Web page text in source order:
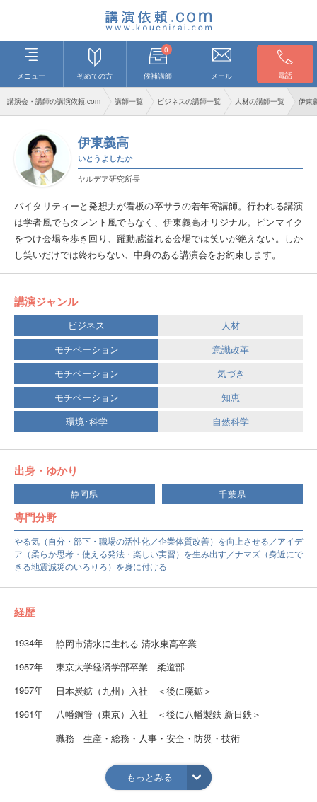
メニュー 初めての方
0
候補講師 メール 電話
講演会・講師の講演依頼.com 講師一覧 ビジネスの講師一覧 人材の講師一覧 伊東
伊東義高
いとうよしたか
ヤルデア研究所長
バイタリティーと発想力が看板の卒サラの若年寄講師。行われる講演
は学者風でもタレント風でもなく、伊東義高オリジナル。ピンマイク
をつけ会場を歩き回り、躍動感溢れる会場では笑いが絶えない。しか
し笑いだけでは終わらない、中身のある講演会をお約束します。
講演ジャンル
ビジネス
人材
モチベーション
意識改革
モチベーション
気づき
モチベーション
知恵
環境･科学
自然科学
出身・ゆかり
静岡県 千葉県
専門分野
やる気（自分・部下・職場の活性化／企業体質改善）を向上させる／アイデ
ア（柔らか思考・使える発法・楽しい実習）を生み出す／ナマズ（身近にで
きる地震減災のいろりろ）を身に付ける
経歴
1934年
静岡市清水に生れる 清水東高卒業
1957年
東京大学経済学部卒業 柔道部
1957年
日本炭鉱（九州）入社 ＜後に廃鉱＞
1961年
八幡鋼管（東京）入社 ＜後に八幡製鉄 新日鉄＞
職務 生産・総務・人事・安全・防災・技術
出向 製鉄運輸 人事部
出向 中央労働災害防止協会 編纂
もっとみる